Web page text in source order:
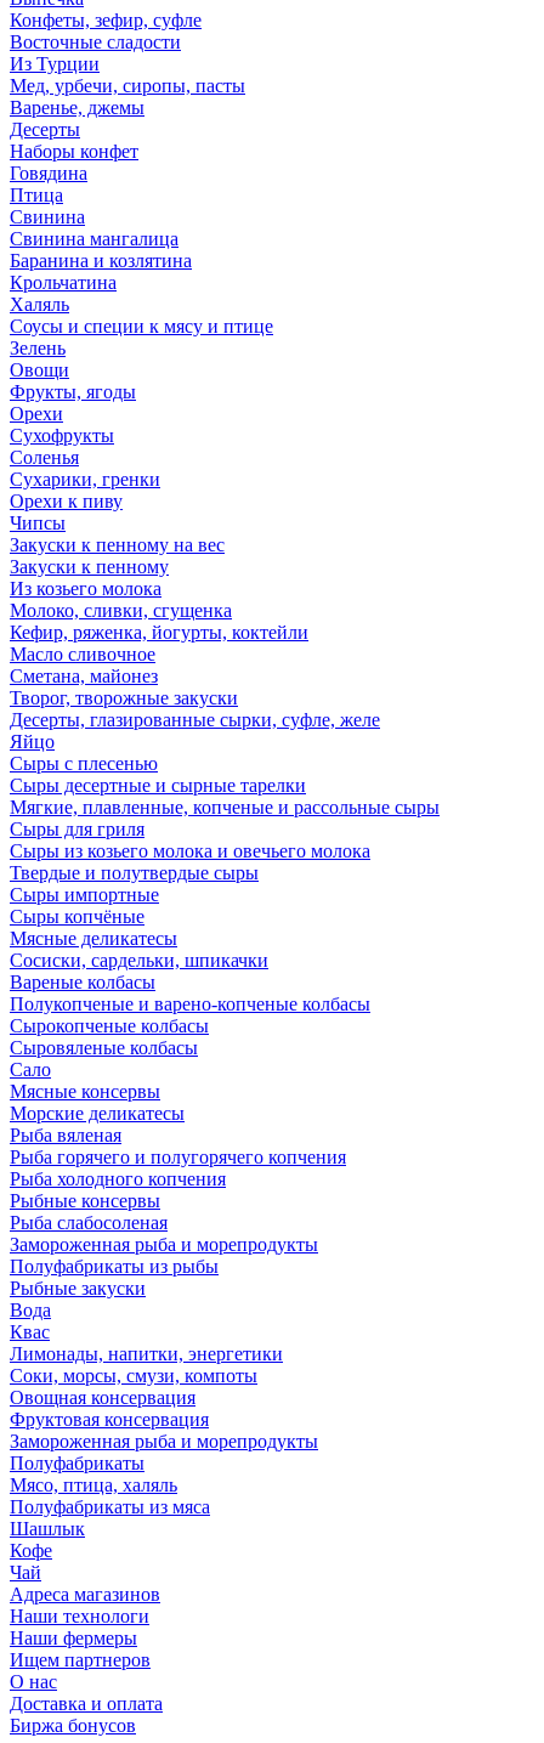
Конфеты, зефир, суфле
Восточные сладости
Из Турции
Мед, урбечи, сиропы, пасты
Варенье, джемы
Десерты
Наборы конфет
Говядина
Птица
Свинина
Свинина мангалица
Баранина и козлятина
Крольчатина
Халяль
Соусы и специи к мясу и птице
Зелень
Овощи
Фрукты, ягоды
Орехи
Сухофрукты
Соленья
Сухарики, гренки
Орехи к пиву
Чипсы
Закуски к пенному на вес
Закуски к пенному
Из козьего молока
Молоко, сливки, сгущенка
Кефир, ряженка, йогурты, коктейли
Масло сливочное
Сметана, майонез
Творог, творожные закуски
Десерты, глазированные сырки, суфле, желе
Яйцо
Сыры с плесенью
Сыры десертные и сырные тарелки
Мягкие, плавленные, копченые и рассольные сыры
Сыры для гриля
Сыры из козьего молока и овечьего молока
Твердые и полутвердые сыры
Сыры импортные
Сыры копчёные
Мясные деликатесы
Сосиски, сардельки, шпикачки
Вареные колбасы
Полукопченые и варено-копченые колбасы
Сырокопченые колбасы
Сыровяленые колбасы
Сало
Мясные консервы
Морские деликатесы
Рыба вяленая
Рыба горячего и полугорячего копчения
Рыба холодного копчения
Рыбные консервы
Рыба слабосоленая
Замороженная рыба и морепродукты
Полуфабрикаты из рыбы
Рыбные закуски
Вода
Квас
Лимонады, напитки, энергетики
Соки, морсы, смузи, компоты
Овощная консервация
Фруктовая консервация
Замороженная рыба и морепродукты
Полуфабрикаты
Мясо, птица, халяль
Полуфабрикаты из мяса
Шашлык
Кофе
Чай
Адреса магазинов
Наши технологи
Наши фермеры
Ищем партнеров
О нас
Доставка и оплата
Биржа бонусов